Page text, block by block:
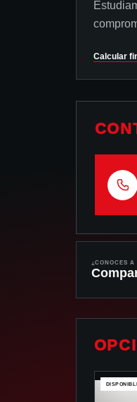
Calcular
¿CONOCES